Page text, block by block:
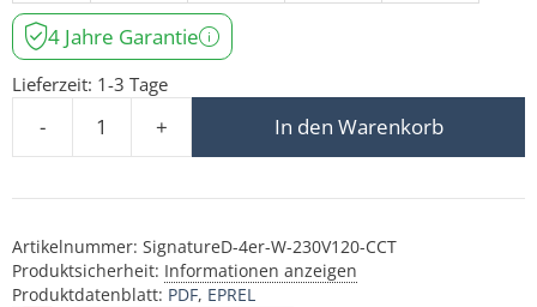
4 Jahre Garantie
Lieferzeit: 1-3 Tage
-
Deckenleuchte SIGNATURE 230V | 4-flammig | 4x
+ In den Warenkorb
Artikelnummer: SignatureD-4er-W-230V120-CCT
Produktsicherheit: Informationen anzeigen
Produktdatenblatt: PDF EPREL